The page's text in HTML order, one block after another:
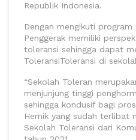
Republik Indonesia.
Dengan mengikuti
Penggerak memiliki
toleransi sehingga dapat
ToleransiToleransi di
“Sekolah Toleran
menjunjung tinggi
sehingga kondusif bagi
Hernik yang sudah terlibat
Sekolah Toleransi dari